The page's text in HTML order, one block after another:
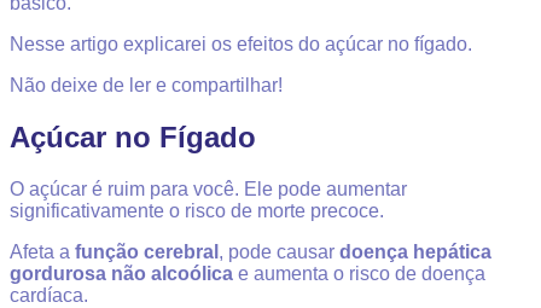
Nesse artigo explicarei os efeitos do açúcar no fígado.
Não deixe de ler e compartilhar!
Açúcar no Fígado
O açúcar é ruim para você. Ele pode aumentar
significativamente o risco de morte precoce.
Afeta a função cerebral , pode causar doença hepática
gordurosa não alcoólica e aumenta o risco de doença
cardíaca.